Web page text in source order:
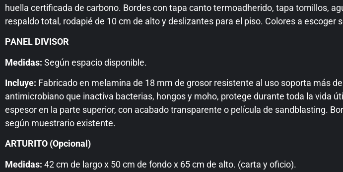
huella certificada de carbono. Bordes con tapa canto termoadherido, tapa tornillos,
respaldo total, rodapié de 10 cm de alto y deslizantes para el piso. Colores a escoger
PANEL DIVISOR
Medidas: Según espacio disponible.
Incluye: Fabricado en melamina de 18 mm de grosor resistente al uso soporta más
antimicrobiano que inactiva bacterias, hongos y moho, protege durante toda la vida
espesor en la parte superior, con acabado transparente o película de sandblasting.
según muestrario existente.
ARTURITO (Opcional)
Medidas: 42 cm de largo x 50 cm de fondo x 65 cm de alto. (carta y oficio).